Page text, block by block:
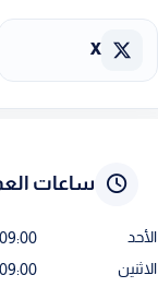
X
ساعات
الأحد 09:00 AM - 05:00 PM
الاثنين 09:00 AM - 05:00 PM